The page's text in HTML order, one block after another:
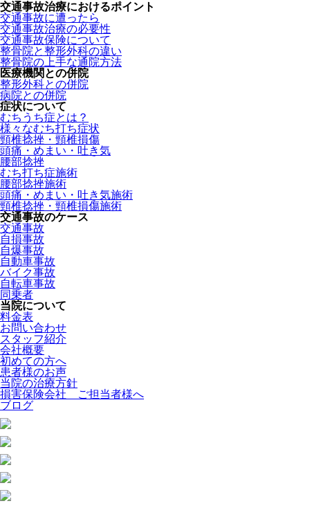
交通事故治療におけるポイント
交通事故に遭ったら
交通事故治療の必要性
交通事故保険について
整骨院と整形外科の違い
整骨院の上手な通院方法
医療機関との併院
整形外科との併院
病院との併院
症状について
むちうち症とは？
様々なむち打ち症状
頸椎捻挫・頸椎損傷
頭痛・めまい・吐き気
腰部捻挫
むち打ち症施術
腰部捻挫施術
頭痛・めまい・吐き気施術
頸椎捻挫・頸椎損傷施術
交通事故のケース
交通事故
自損事故
自爆事故
自動車事故
バイク事故
自転車事故
同乗者
当院について
料金表
お問い合わせ
スタッフ紹介
会社概要
初めての方へ
患者様のお声
当院の治療方針
損害保険会社 ご担当者様へ
ブログ